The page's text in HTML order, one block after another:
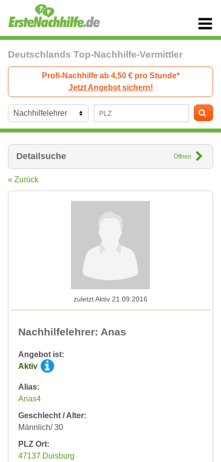
Deutschlands Top-Nachhilfe-Vermittler
Profi-Nachhilfe ab 4,50 € pro Stunde*
Jetzt Angebot sichern!
Detailsuche Öffnen
« Zurück
Nachhilfelehrer: Anas
Angebot ist:
Aktiv
Alias:
Anas4
Geschlecht / Alter:
Männlich/ 30
PLZ Ort:
47137 Duisburg
zuletzt Aktiv 21.09.2016